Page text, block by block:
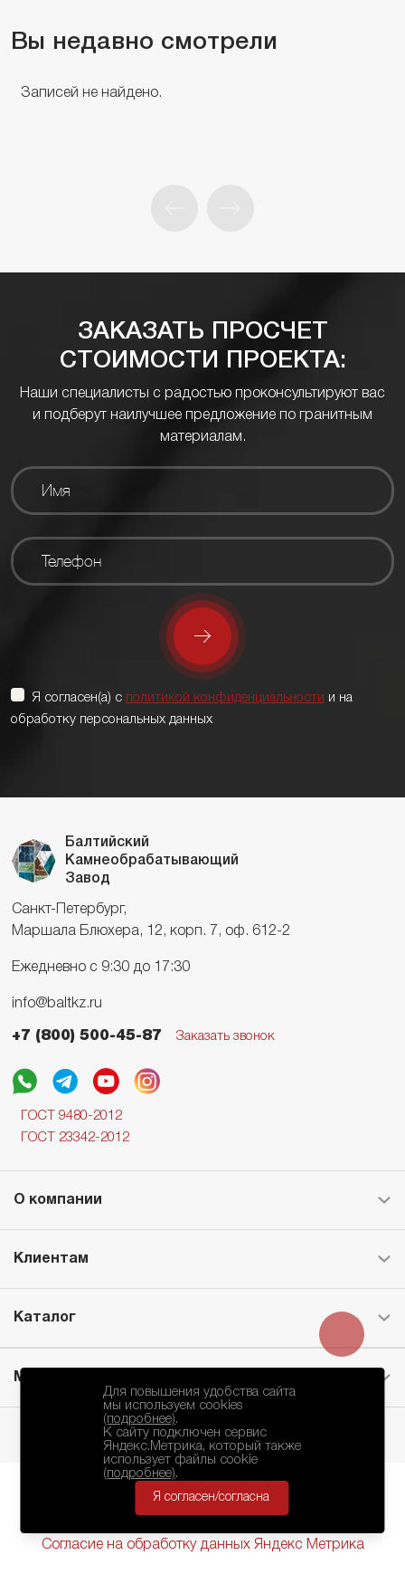
Вы недавно смотрели
Записей не найдено.
ЗАКАЗАТЬ ПРОСЧЕТ
СТОИМОСТИ ПРОЕКТА:
Наши специалисты с радостью проконсультируют вас
и подберут наилучшее предложение по гранитным
материалам.
Я согласен(а) с политикой конфиденциальности и на
обработку персональных данных
Балтийский
Камнеобрабатывающий
Завод
Санкт-Петербург,
Маршала Блюхера, 12, корп. 7, оф. 612-2
Ежедневно с 9:30 до 17:30
info@baltkz.ru
+7 (800) 500-45-87 Заказать звонок
ГОСТ 9480-2012
ГОСТ 23342-2012
О компании
Клиентам
Каталог
Месторождение
Согласие на обработку данных Яндекс Метрика
Для повышения удобства сайта
мы используем cookies
(подробнее).
К сайту подключен сервис
Яндекс.Метрика, который также
использует файлы cookie
(подробнее).
Я согласен/согласна